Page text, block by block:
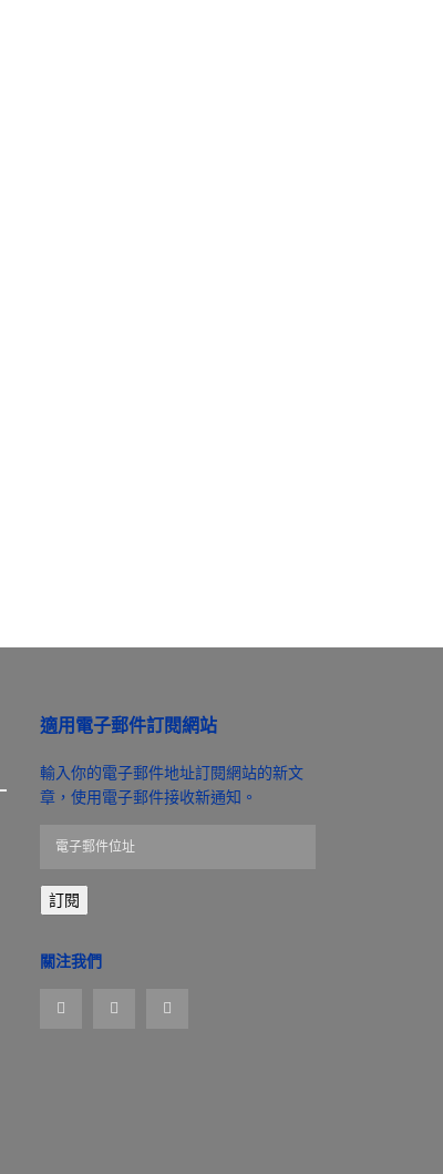
適用電子郵件訂閱網站
輸入你的電子郵件地址訂閱網站的新文
章，使用電子郵件接收新通知。
郵
件
址
訂閱
關注我們